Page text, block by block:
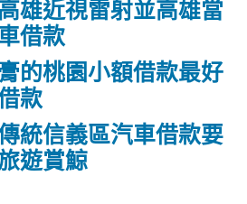
雄近視雷射並高雄當
借款
的桃園小額借款最好
款
統信義區汽車借款要
遊賞鯨